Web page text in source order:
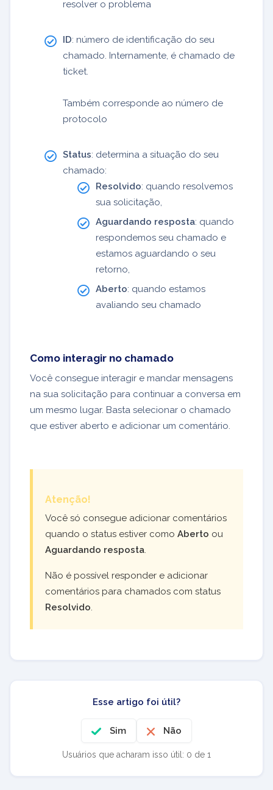
resolver o problema
ID: número de identificação do seu
chamado. Internamente, é chamado de
ticket.
Também corresponde ao número de
protocolo
Status: determina a situação do seu
chamado:
Resolvido: quando resolvemos
sua solicitação,
Aguardando resposta: quando
respondemos seu chamado e
estamos aguardando o seu
retorno,
Aberto: quando estamos
avaliando seu chamado
Como interagir no chamado
Você consegue interagir e mandar mensagens
na sua solicitação para continuar a conversa em
um mesmo lugar. Basta selecionar o chamado
que estiver aberto e adicionar um comentário.
Atenção!
Você só consegue adicionar comentários
quando o status estiver como Aberto ou
Aguardando resposta.
Não é possível responder e adicionar
comentários para chamados com status
Resolvido.
Esse artigo foi útil?
Sim Não
Usuários que acharam isso útil: 0 de 1